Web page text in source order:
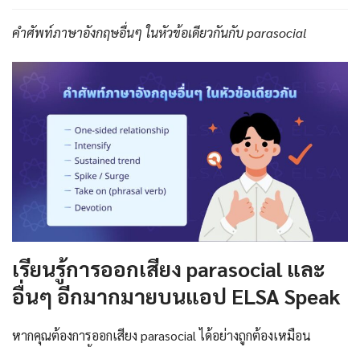
คำศัพท์ภาษาอังกฤษอื่นๆ ในหัวข้อเดียวกันกับ parasocial
เรียนรู้การออกเสียง parasocial และ
อื่นๆ อีกมากมายบนแอป ELSA Speak
หากคุณต้องการออกเสียง parasocial ได้อย่างถูกต้องเหมือน